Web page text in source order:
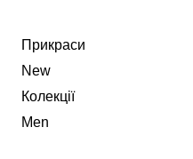
Прикраси
New
Колекції
Men